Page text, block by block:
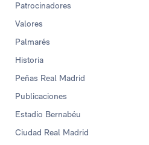
Patrocinadores
Valores
Palmarés
Historia
Peñas Real Madrid
Publicaciones
Estadio Bernabéu
Ciudad Real Madrid